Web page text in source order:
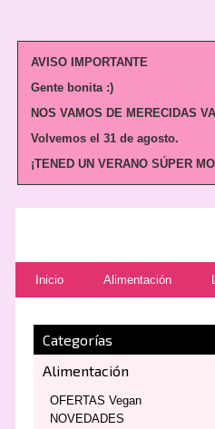
AVISO IMPORTANTE
Gente bonita :)
NOS VAMOS DE MERECIDAS
Volvemos el 31 de agosto.
¡TENED UN VERANO SÚPER
Inicio Alimentación
Categorías
Alimentación
OFERTAS Vegan
NOVEDADES